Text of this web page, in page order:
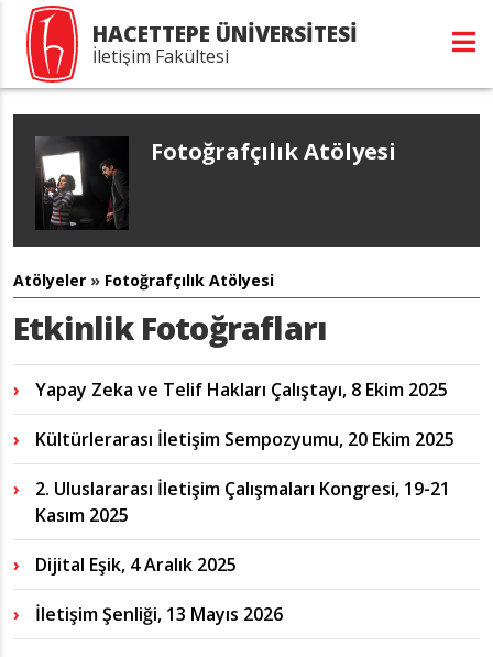
HACETTEPE ÜNİVERSİTESİ
İletişim Fakültesi
Fotoğrafçılık Atölyesi
Atölyeler » Fotoğrafçılık Atölyesi
Etkinlik Fotoğrafları
Yapay Zeka ve Telif Hakları Çalıştayı, 8 Ekim 2025
Kültürlerarası İletişim Sempozyumu, 20 Ekim 2025
2. Uluslararası İletişim Çalışmaları Kongresi, 19-21
Kasım 2025
Dijital Eşik, 4 Aralık 2025
İletişim Şenliği, 13 Mayıs 2026